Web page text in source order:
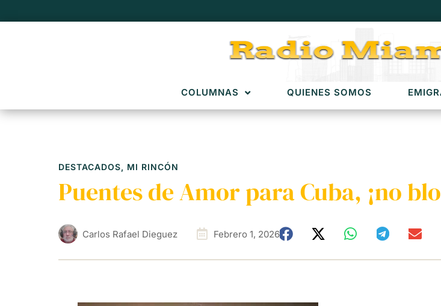
COLUMNAS QUIENES SOMOS
DESTACADOS, MI RINCÓN
Puentes de Amor para Cuba, ¡no
Carlos Rafael Dieguez Febrero 1, 2026